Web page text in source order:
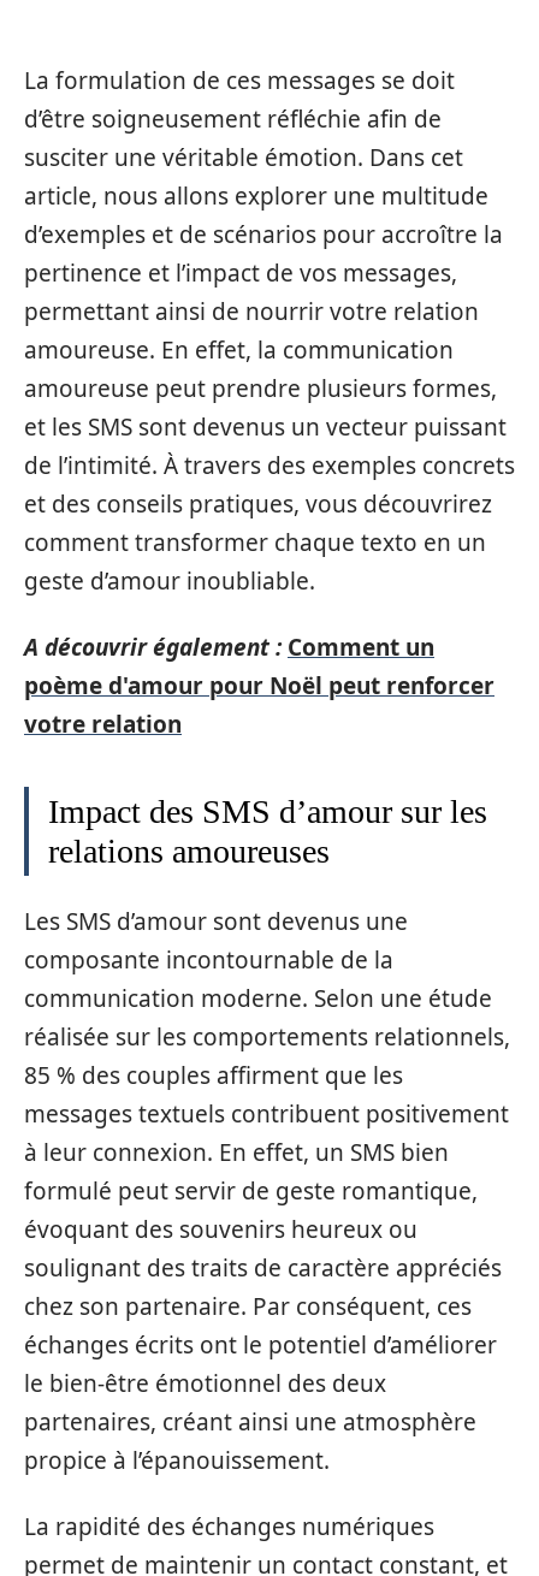
La formulation de ces messages se doit
d’être soigneusement réfléchie afin de
susciter une véritable émotion. Dans cet
article, nous allons explorer une multitude
d’exemples et de scénarios pour accroître la
pertinence et l’impact de vos messages,
permettant ainsi de nourrir votre relation
amoureuse. En effet, la communication
amoureuse peut prendre plusieurs formes,
et les SMS sont devenus un vecteur puissant
de l’intimité. À travers des exemples concrets
et des conseils pratiques, vous découvrirez
comment transformer chaque texto en un
geste d’amour inoubliable.
A découvrir également : Comment un
poème d'amour pour Noël peut renforcer
votre relation
Impact des SMS d’amour sur les
relations amoureuses
Les SMS d’amour sont devenus une
composante incontournable de la
communication moderne. Selon une étude
réalisée sur les comportements relationnels,
85 % des couples affirment que les
messages textuels contribuent positivement
à leur connexion. En effet, un SMS bien
formulé peut servir de geste romantique,
évoquant des souvenirs heureux ou
soulignant des traits de caractère appréciés
chez son partenaire. Par conséquent, ces
échanges écrits ont le potentiel d’améliorer
le bien-être émotionnel des deux
partenaires, créant ainsi une atmosphère
propice à l’épanouissement.
La rapidité des échanges numériques
permet de maintenir un contact constant, et